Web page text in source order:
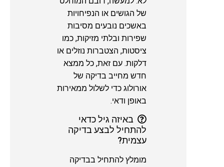
של הגושים או הנפיחויות
באשכים נובעים מסיבות
שפירות ובלתי מזיקות, כמו
ציסטות, הצטברות נוזלים או
דלקות. עם זאת, כל ממצא
חדש מחייב בדיקה של
אורולוג כדי לשלול ממאירות
באופן ודאי.
באיזה גיל כדאי
להתחיל לבצע בדיקה
עצמית?
מומלץ להתחיל בבדיקה